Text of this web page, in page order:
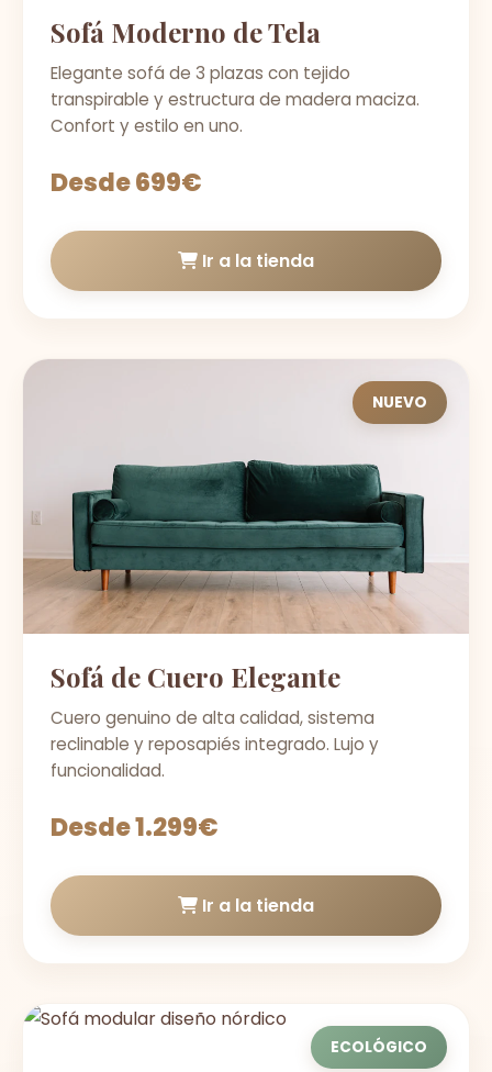
Sofá Moderno de Tela
Elegante sofá de 3 plazas con tejido
transpirable y estructura de madera maciza.
Confort y estilo en uno.
Desde 699€
Ir a la tienda
NUEVO
Sofá de Cuero Elegante
Cuero genuino de alta calidad, sistema
reclinable y reposapiés integrado. Lujo y
funcionalidad.
Desde 1.299€
Ir a la tienda
ECOLÓGICO